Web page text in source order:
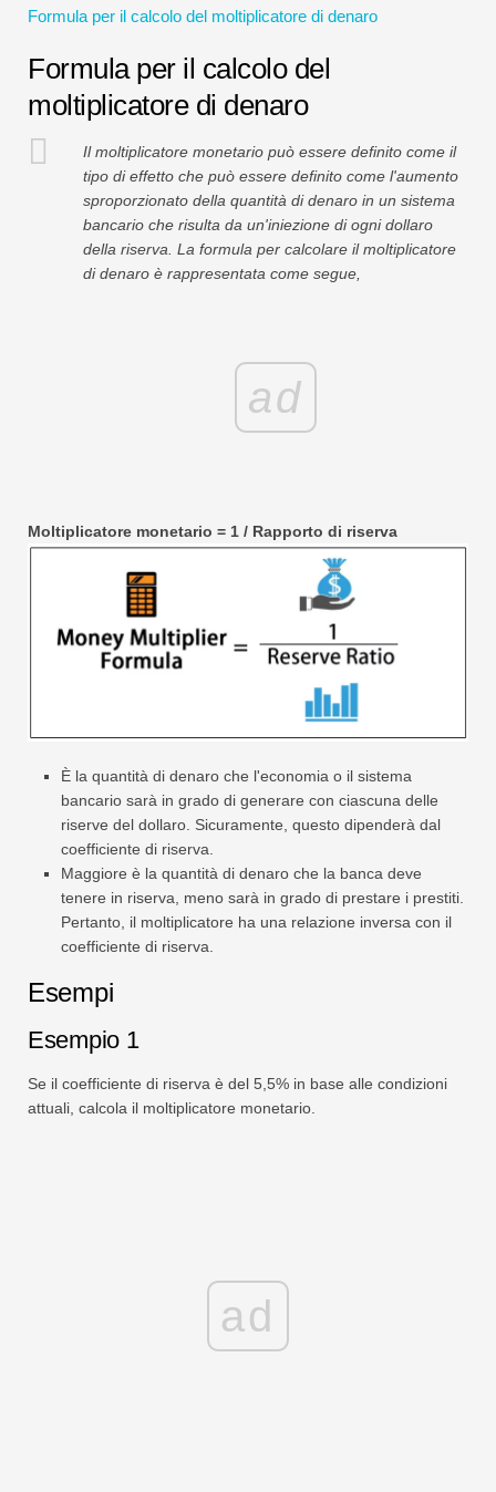
Tutorial sulla modellazione finanziaria
Modulo completo
Tutorial sulla gestione del rischio
Formula per il calcolo del moltiplicatore di denaro
Formula per il calcolo del
moltiplicatore di denaro
Il moltiplicatore monetario può essere definito come il
tipo di effetto che può essere definito come l'aumento
sproporzionato della quantità di denaro in un sistema
bancario che risulta da un'iniezione di ogni dollaro
della riserva. La formula per calcolare il moltiplicatore
di denaro è rappresentata come segue,
ad
Moltiplicatore monetario = 1 / Rapporto di riserva
È la quantità di denaro che l'economia o il sistema
bancario sarà in grado di generare con ciascuna delle
riserve del dollaro. Sicuramente, questo dipenderà dal
coefficiente di riserva.
Maggiore è la quantità di denaro che la banca deve
tenere in riserva, meno sarà in grado di prestare i prestiti.
Pertanto, il moltiplicatore ha una relazione inversa con il
coefficiente di riserva.
Esempi
Esempio 1
Se il coefficiente di riserva è del 5,5% in base alle condizioni
attuali, calcola il moltiplicatore monetario.
ad